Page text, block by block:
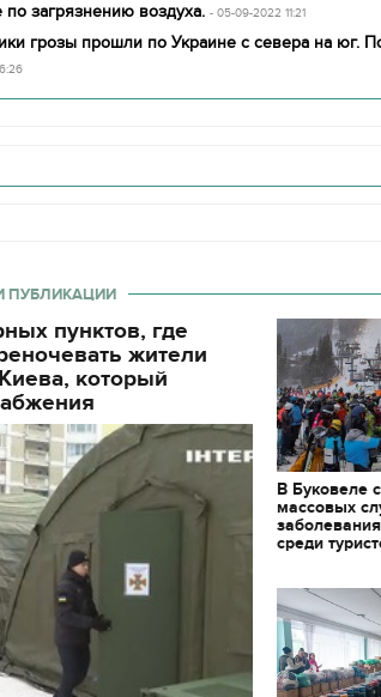
загрязнению воздуха. - 05-09-2022 11:21
грозы прошли по Украине с севера на юг.
ПУБЛИКАЦИИ
пунктов, где
жители
который
В Буковеле
массовых
среди